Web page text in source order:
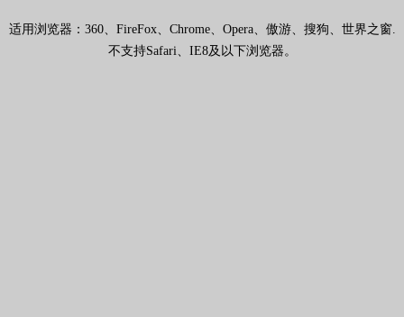
适用浏览器：360、FireFox、Chrome、Opera、傲游、搜狗、世界之窗.
不支持Safari、IE8及以下浏览器。